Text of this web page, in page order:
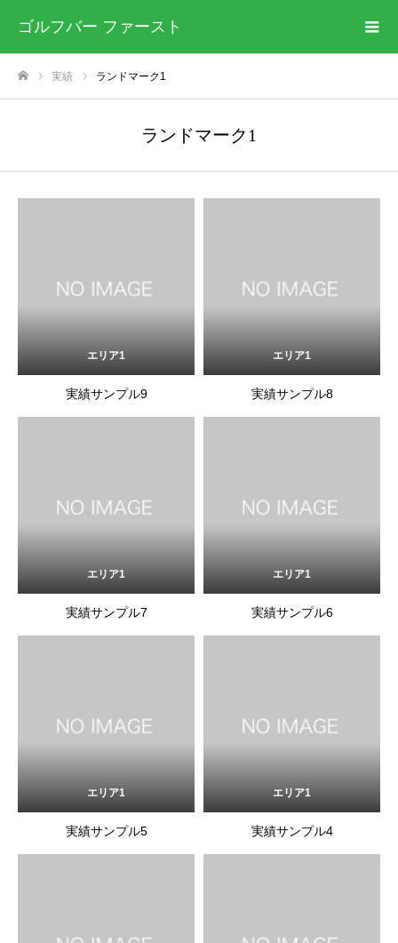
ゴルフバー ファースト
実績 ランドマーク1
ランドマーク1
エリア1
実績サンプル9
エリア1
実績サンプル8
エリア1
実績サンプル7
エリア1
実績サンプル6
エリア1
実績サンプル5
エリア1
実績サンプル4